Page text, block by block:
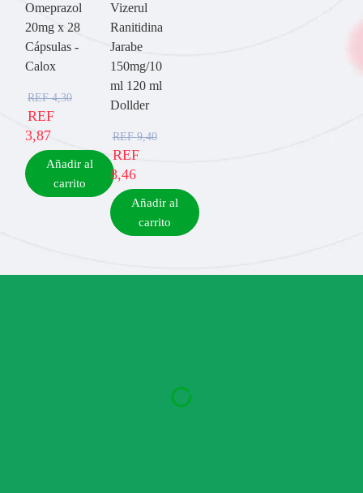
Omeprazol
20mg x 28
Cápsulas -
Calox
REF4,30
REF
3,87
Añadir al
carrito
Vizerul
Ranitidina
Jarabe
150mg/10
ml 120 ml
Dollder
REF9,40
REF
8,46
Añadir al
carrito